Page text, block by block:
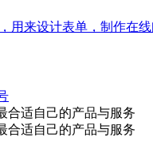
用来设计表单，制作在